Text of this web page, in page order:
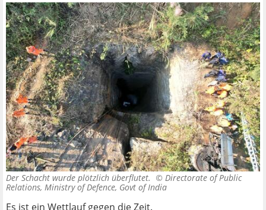
Der Schacht wurde plötzlich überflutet. © Directorate of Public
Relations, Ministry of Defence, Govt of India
Es ist ein Wettlauf gegen die Zeit.